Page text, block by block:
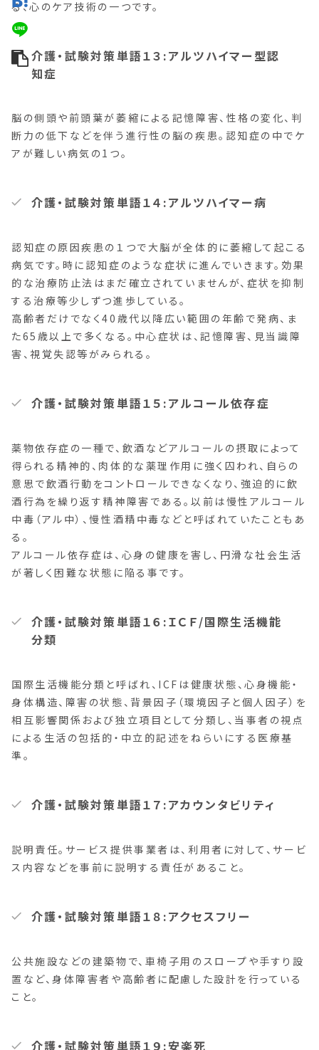
る、心のケア技術の一つです。
介護・試験対策単語１３:アルツハイマー型認
知症
脳の側頭や前頭葉が萎縮による記憶障害、性格の変化、判
断力の低下などを伴う進行性の脳の疾患。認知症の中でケ
アが難しい病気の1つ。
介護・試験対策単語１４:アルツハイマー病
認知症の原因疾患の１つで大脳が全体的に萎縮して起こる
病気です。時に認知症のような症状に進んでいきます。効果
的な治療防止法はまだ確立されていませんが、症状を抑制
する治療等少しずつ進歩している。
高齢者だけでなく40歳代以降広い範囲の年齢で発病、ま
た65歳以上で多くなる。中心症状は、記憶障害、見当識障
害、視覚失認等がみられる。
介護・試験対策単語１５:アルコール依存症
薬物依存症の一種で、飲酒などアルコールの摂取によって
得られる精神的、肉体的な薬理作用に強く囚われ、自らの
意思で飲酒行動をコントロールできなくなり、強迫的に飲
酒行為を繰り返す精神障害である。以前は慢性アルコール
中毒（アル中）、慢性酒精中毒などと呼ばれていたこともあ
る。
アルコール依存症は、心身の健康を害し、円滑な社会生活
が著しく困難な状態に陥る事です。
介護・試験対策単語１６:ＩＣＦ/国際生活機能
分類
国際生活機能分類と呼ばれ、ICFは健康状態、心身機能・
身体構造、障害の状態、背景因子（環境因子と個人因子）を
相互影響関係および独立項目として分類し、当事者の視点
による生活の包括的・中立的記述をねらいにする医療基
準。
介護・試験対策単語１７:アカウンタビリティ
説明責任。サービス提供事業者は、利用者に対して、サービ
ス内容などを事前に説明する責任があること。
介護・試験対策単語１８:アクセスフリー
公共施設などの建築物で、車椅子用のスロープや手すり設
置など、身体障害者や高齢者に配慮した設計を行っている
こと。
介護・試験対策単語１９:安楽死